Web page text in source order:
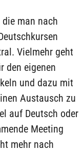
man nach
Vielmehr geht
den eigenen
und dazu mit
Austausch zu
auf Deutsch oder
Meeting
mehr nach